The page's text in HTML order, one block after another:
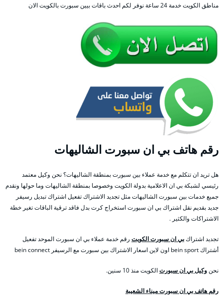
مناطق الكويت خدمة 24 ساعة نوفر لكم احدث باقات بيين سبورت بالكويت الان
رقم هاتف بي ان سبورت الشاليهات
هل تريد ان تتكلم مع خدمة عملاء بين سبورت بمنطقة الشاليهات؟ نحن وكيل معتمد
رئيسي لشبكة بي ان الاعلامية بدولة الكويت وخصوصا بمنطقة الشاليهات وما حولها ونقدم
جميع خدمات بين سبورت الشاليهات مثل تجديد الاشتراك تفعيل اشتراك تبديل رسيفر
جديد بقديم نقل اشتراك بي ان سبورت استخراج كرت بدل فاقد ترقية الباقات تغير خطة
الاشتراكات والكثير .
تجديد اشتراكبي ان سبورت الكويت رقم خدمة عملاء بي ان سبورت الموحد تفعيل
أشتراك bein sport اون لاين اسعار الاشتراك بين سبورت مع الرسيفر bein connect
نحنوكيل بي ان سبورتالكويت منذ 10 سنين.
رقم هاتف بي ان سبورت ميناء الشعيبة